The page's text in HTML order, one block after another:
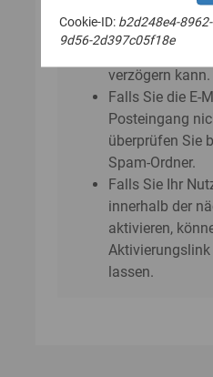
Bitte beachten
Versand der E-
verzögern kann.
Falls Sie die E-
Posteingang
überprüfen Sie
Spam-Ordner.
Falls Sie Ihr
innerhalb der
aktivieren,
Aktivierungslink
lassen.
Cookie-ID: b2d248e4-
9d56-2d397c05f18e